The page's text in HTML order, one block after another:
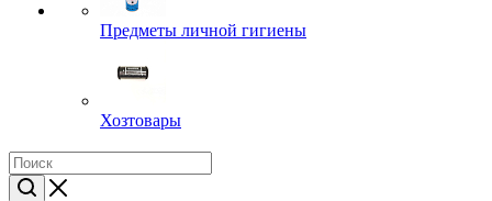
Предметы личной гигиены
Хозтовары